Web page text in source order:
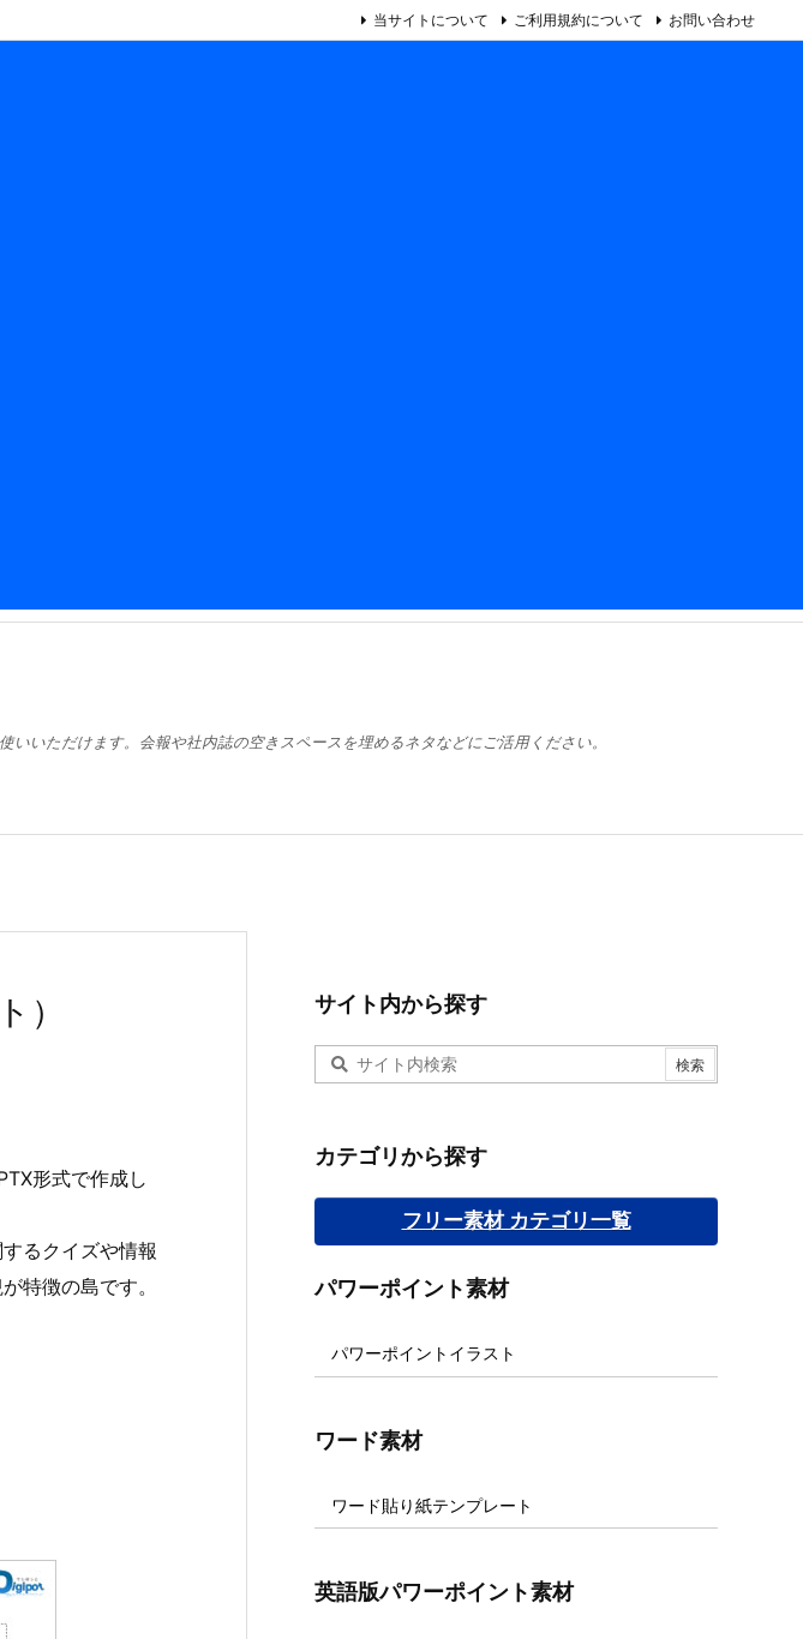
いただけます。会報や社内誌の空きスペースを埋めるネタなどにご活用ください。
当サイトについて ご利用規約について お問い合わせ
）
形式で作成し
るクイズや情報
特徴の島です。
サイト内から探す
カテゴリから探す
フリー素材 カテゴリ一覧
パワーポイント素材
パワーポイントイラスト
ワード素材
ワード貼り紙テンプレート
英語版パワーポイント素材